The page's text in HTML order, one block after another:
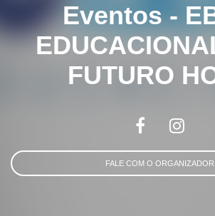
Eventos -
FUTURO
FALE COM O ORGANIZADOR